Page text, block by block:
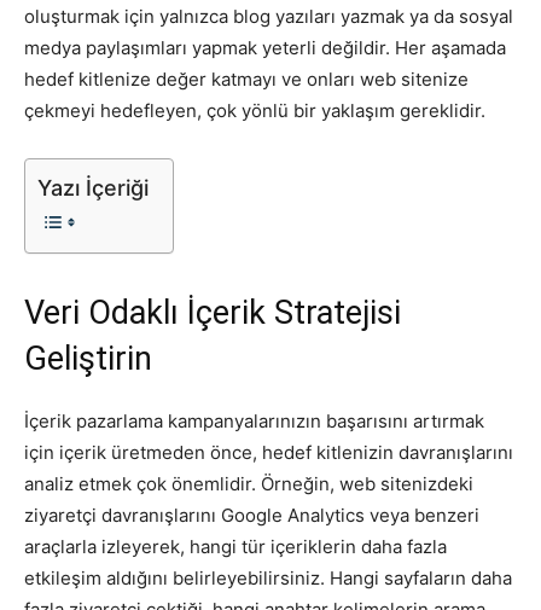
SEM,
ASO,
oluşturmak için yalnızca blog yazıları yazmak ya da sosyal
medya paylaşımları yapmak yeterli değildir. Her aşamada
hedef kitlenize değer katmayı ve onları web sitenize
çekmeyi hedefleyen, çok yönlü bir yaklaşım gereklidir.
Yazı İçeriği
Veri Odaklı İçerik Stratejisi
Geliştirin
İçerik pazarlama kampanyalarınızın başarısını artırmak
için içerik üretmeden önce, hedef kitlenizin davranışlarını
analiz etmek çok önemlidir. Örneğin, web sitenizdeki
ziyaretçi davranışlarını Google Analytics veya benzeri
araçlarla izleyerek, hangi tür içeriklerin daha fazla
etkileşim aldığını belirleyebilirsiniz. Hangi sayfaların daha